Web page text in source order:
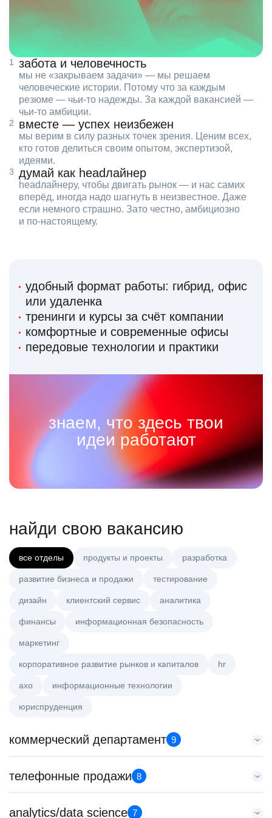
забота и человечность
мы не «закрываем задачи» — мы решаем
человеческие истории. Потому что за каждым
резюме — чьи‑то надежды. За каждой вакансией —
чьи‑то амбиции.
вместе — успех неизбежен
мы верим в силу разных точек зрения. Ценим всех,
кто готов делиться своим опытом, экспертизой,
идеями.
думай как headлайнер
headлайнеру, чтобы двигать рынок — и нас самих
вперёд, иногда надо шагнуть в неизвестное. Даже
если немного страшно. Зато честно, амбициозно
и по‑настоящему.
удобный формат работы: гибрид, офис
или удаленка
тренинги и курсы за счёт компании
комфортные и современные офисы
передовые технологии и практики
знаем, что здесь твои
идеи работают
найди свою вакансию
все отделы продукты и проекты разработка
развитие бизнеса и продажи тестирование
дизайн клиентский сервис аналитика
финансы информационная безопасность
маркетинг
корпоративное развитие рынков и капиталов hr
axo информационные технологии
юриспруденция
коммерческий департамент 9
Менеджер по работе с ключевыми клиентами (КАМ)
HeadHunter::Коммерческий департамент
з/п не указана
телефонные продажи 8
Менеджер по продажам B2B (сегмент SMB)
analytics/data science 7